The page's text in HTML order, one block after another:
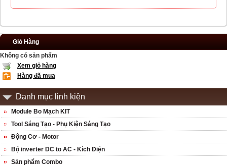
Giỏ Hàng
Không có sản phẩm
Xem giỏ hàng
Hàng đã mua
Danh mục linh kiện
Module Bo Mạch KIT
Tool Sáng Tạo - Phụ Kiện Sáng Tạo
Động Cơ - Motor
Bộ inverter DC to AC - Kích Điện
Sản phẩm Combo